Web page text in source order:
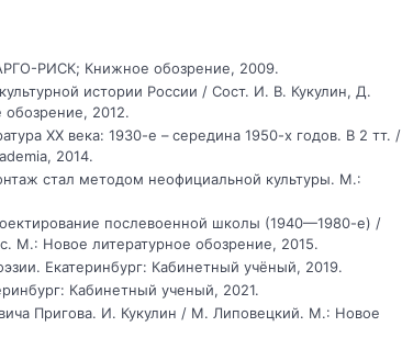
РИСК; Книжное обозрение, 2009.
истории России / Сост. И. В. Кукулин, Д.
2012.
ХХ века: 1930-е – середина 1950-х годов. В 2 тт. /
2014.
стал методом неофициальной культуры. М.:
послевоенной школы (1940—1980-е) /
М.: Новое литературное обозрение, 2015.
Екатеринбург: Кабинетный учёный, 2019.
Кабинетный ученый, 2021.
Пригова. И. Кукулин / М. Липовецкий. М.: Новое